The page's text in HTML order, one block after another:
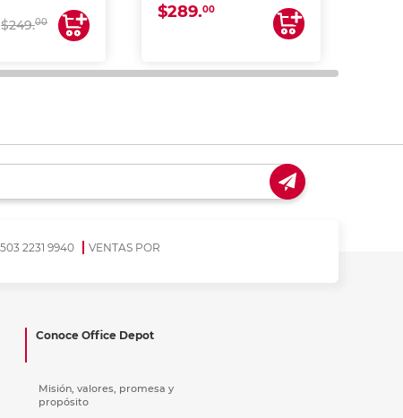
$249.00
$289.00
2231 9940
VENTAS POR
Conoce Office Depot
Misión, valores, promesa y
propósito